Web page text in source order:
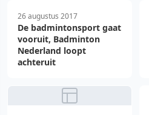
26 augustus 2017
De badmintonsport gaat
vooruit, Badminton
Nederland loopt
achteruit